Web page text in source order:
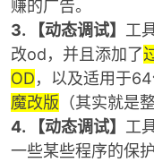
赚的广告。
3. 【动态调试】 工
改od，并且添加了
OD，以及适用于
魔改版 （其实就是
4. 【动态调试】 工
一些某些程序的保